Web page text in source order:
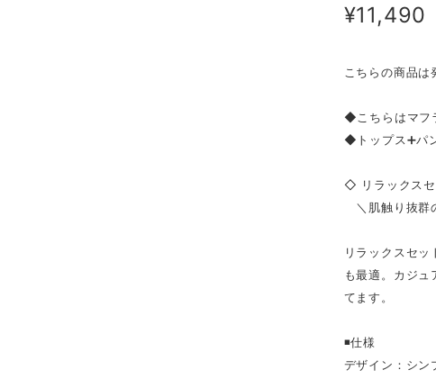
¥11,490
こちらの商品は
◆こちらはマフ
◆トップス➕パ
◇ リラックス
＼肌触り抜群
リラックスセ
も最適。カジ
てます。
◾️仕様
デザイン：シン